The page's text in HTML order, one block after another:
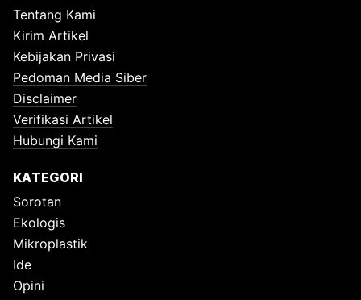
Tentang Kami
Kirim Artikel
Kebijakan Privasi
Pedoman Media Siber
Disclaimer
Verifikasi Artikel
Hubungi Kami
KATEGORI
Sorotan
Ekologis
Mikroplastik
Ide
Opini